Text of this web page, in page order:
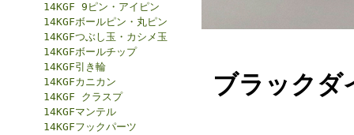
14KGF 9ピン・アイピン
14KGFボールピン・丸ピン
14KGFつぶし玉・カシメ玉
14KGFボールチップ
14KGF引き輪
14KGFカニカン
14KGF クラスプ
14KGFマンテル
14KGFフックパーツ
ブラックダ